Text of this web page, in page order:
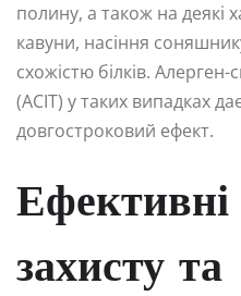
полину, а також на деякі
кавуни, насіння
схожістю білків.
(АСІТ) у таких випадках
довгостроковий ефект.
Ефективні
захисту та